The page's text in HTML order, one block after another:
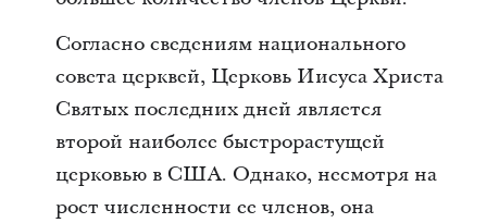
Согласно сведениям национального
совета церквей, Церковь Иисуса Христа
Святых последних дней является
второй наиболее быстрорастущей
церковью в США. Однако, несмотря на
рост численности ее членов, она